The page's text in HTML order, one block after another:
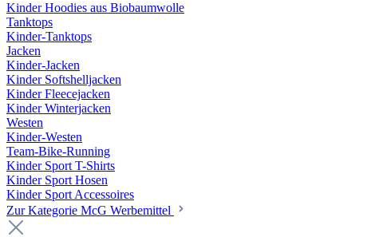
Kinder Hoodies aus Biobaumwolle
Tanktops
Kinder-Tanktops
Jacken
Kinder-Jacken
Kinder Softshelljacken
Kinder Fleecejacken
Kinder Winterjacken
Westen
Kinder-Westen
Team-Bike-Running
Kinder Sport T-Shirts
Kinder Sport Hosen
Kinder Sport Accessoires
Zur Kategorie McG Werbemittel